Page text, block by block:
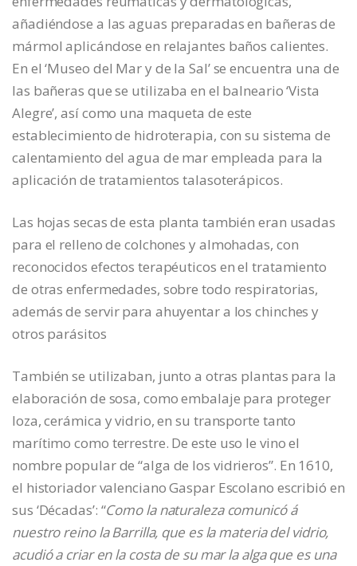
añadiéndose a las aguas preparadas en bañeras de
mármol aplicándose en relajantes baños calientes.
En el ‘Museo del Mar y de la Sal’ se encuentra una de
las bañeras que se utilizaba en el balneario ‘Vista
Alegre’, así como una maqueta de este
establecimiento de hidroterapia, con su sistema de
calentamiento del agua de mar empleada para la
aplicación de tratamientos talasoterápicos.
Las hojas secas de esta planta también eran usadas
para el relleno de colchones y almohadas, con
reconocidos efectos terapéuticos en el tratamiento
de otras enfermedades, sobre todo respiratorias,
además de servir para ahuyentar a los chinches y
otros parásitos
También se utilizaban, junto a otras plantas para la
elaboración de sosa, como embalaje para proteger
loza, cerámica y vidrio, en su transporte tanto
marítimo como terrestre. De este uso le vino el
nombre popular de “alga de los vidrieros”. En 1610,
el historiador valenciano Gaspar Escolano escribió en
sus ‘Décadas’: “Como la naturaleza comunicó á
nuestro reino la Barrilla, que es la materia del vidrio,
acudió a criar en la costa de su mar la alga que es una